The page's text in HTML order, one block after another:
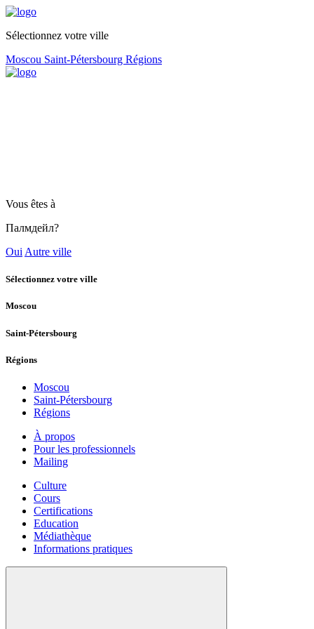
Sélectionnez votre ville
Moscou Saint-Pétersbourg Régions
Vous êtes à
Палмдейл?
Oui Autre ville
Sélectionnez votre ville
Moscou
Saint-Pétersbourg
Régions
Moscou
Saint-Pétersbourg
Régions
À propos
Pour les professionnels
Mailing
Culture
Cours
Certifications
Education
Médiathèque
Informations pratiques